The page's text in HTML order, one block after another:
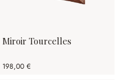
Miroir Tourcelles
198,00 €